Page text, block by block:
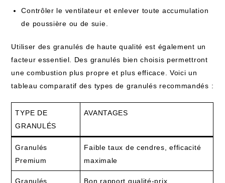
Contrôler le ventilateur et enlever toute accumulation
de poussière ou de suie.
Utiliser des granulés de haute qualité est également un
facteur essentiel. Des granulés bien choisis permettront
une combustion plus propre et plus efficace. Voici un
tableau comparatif des types de granulés recommandés :
TYPE DE
GRANULÉS
AVANTAGES
Granulés
Premium
Faible taux de cendres, efficacité
maximale
Granulés Bon rapport qualité-prix,